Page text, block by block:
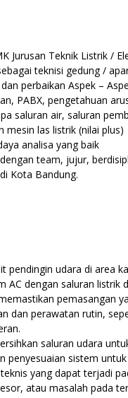
Jurusan Teknik Listrik /
teknisi gedung /
perbaikan Aspek –
PABX, pengetahuan
saluran air, saluran
mesin las listrik (nilai plus)
analisa yang baik
team, jujur,
Kota Bandung.
pendingin udara di area
AC dengan saluran listrik
pemasangan
dan perawatan rutin,
saluran udara
penyesuaian sistem
yang dapat terjadi
atau masalah pada